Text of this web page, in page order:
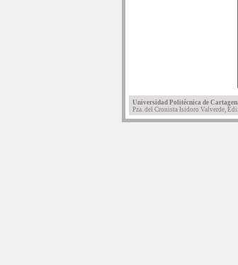
Universidad Politécnica de
Pza. del Cronista Isidoro Valverde,